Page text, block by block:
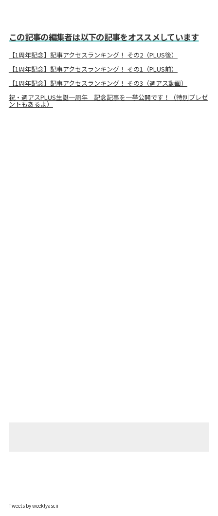
この記事の編集者は以下の記事をオススメしています
【1周年記念】記事アクセスランキング！ その2（PLUS後）
【1周年記念】記事アクセスランキング！ その1（PLUS前）
【1周年記念】記事アクセスランキング！ その3（週アス動画）
祝・週アスPLUS生誕一周年 記念記事を一挙公開です！（特別プレゼ
ントもあるよ）
Tweets by weeklyascii